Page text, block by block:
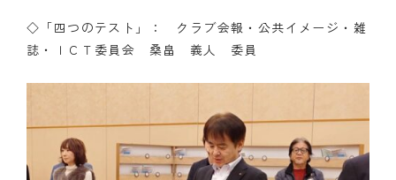
◇「四つのテスト」： クラブ会報・公共イメージ・雑
誌・ＩＣＴ委員会 桑畠 義人 委員